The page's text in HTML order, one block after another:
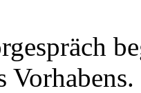
Vorhabens.